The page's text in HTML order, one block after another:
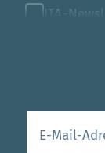
ITA-